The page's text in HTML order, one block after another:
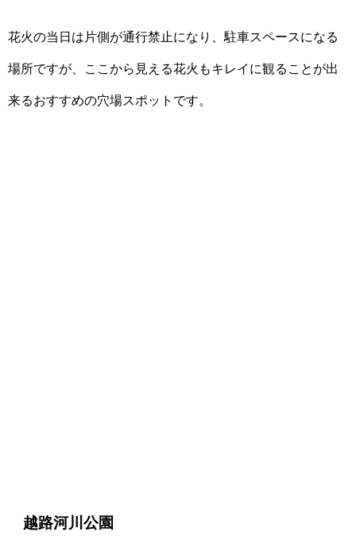
花火の当日は片側が通行禁止になり、駐車スペースになる
場所ですが、ここから見える花火もキレイに観ることが出
来るおすすめの穴場スポットです。
越路河川公園